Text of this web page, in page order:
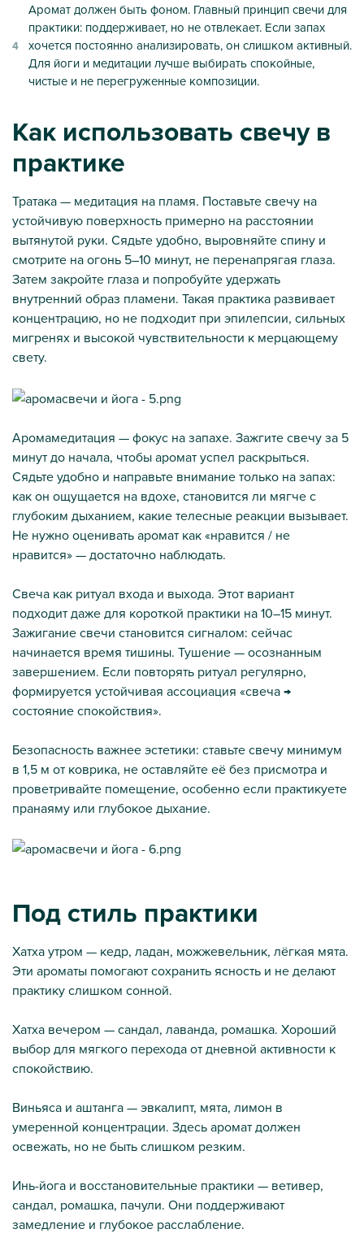
Аромат должен быть фоном. Главный принцип свечи для
практики: поддерживает, но не отвлекает. Если запах
хочется постоянно анализировать, он слишком активный.
Для йоги и медитации лучше выбирать спокойные,
чистые и не перегруженные композиции.
Как использовать свечу в
практике
Тратака — медитация на пламя. Поставьте свечу на
устойчивую поверхность примерно на расстоянии
вытянутой руки. Сядьте удобно, выровняйте спину и
смотрите на огонь 5–10 минут, не перенапрягая глаза.
Затем закройте глаза и попробуйте удержать
внутренний образ пламени. Такая практика развивает
концентрацию, но не подходит при эпилепсии, сильных
мигренях и высокой чувствительности к мерцающему
свету.
Аромамедитация — фокус на запахе. Зажгите свечу за 5
минут до начала, чтобы аромат успел раскрыться.
Сядьте удобно и направьте внимание только на запах:
как он ощущается на вдохе, становится ли мягче с
глубоким дыханием, какие телесные реакции вызывает.
Не нужно оценивать аромат как «нравится / не
нравится» — достаточно наблюдать.
Свеча как ритуал входа и выхода. Этот вариант
подходит даже для короткой практики на 10–15 минут.
Зажигание свечи становится сигналом: сейчас
начинается время тишины. Тушение — осознанным
завершением. Если повторять ритуал регулярно,
формируется устойчивая ассоциация «свеча →
состояние спокойствия».
Безопасность важнее эстетики: ставьте свечу минимум
в 1,5 м от коврика, не оставляйте её без присмотра и
проветривайте помещение, особенно если практикуете
пранаяму или глубокое дыхание.
Под стиль практики
Хатха утром — кедр, ладан, можжевельник, лёгкая мята.
Эти ароматы помогают сохранить ясность и не делают
практику слишком сонной.
Хатха вечером — сандал, лаванда, ромашка. Хороший
выбор для мягкого перехода от дневной активности к
спокойствию.
Виньяса и аштанга — эвкалипт, мята, лимон в
умеренной концентрации. Здесь аромат должен
освежать, но не быть слишком резким.
Инь-йога и восстановительные практики — ветивер,
сандал, ромашка, пачули. Они поддерживают
замедление и глубокое расслабление.